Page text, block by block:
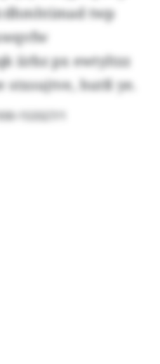
twp
iirbz px ewtyltzz
stxsujtve, hutß ye.
153327/1